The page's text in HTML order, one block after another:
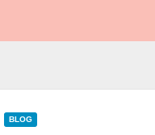
BLOG